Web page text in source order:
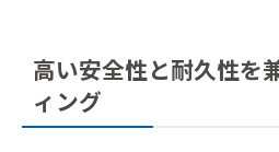
高い安全性と耐久性を
ィング